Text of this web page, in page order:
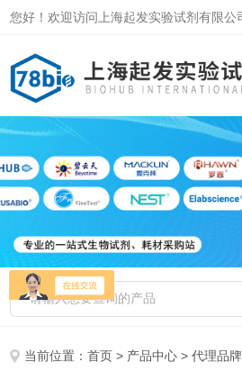
您好！欢迎访问上海起发实验试剂有限公
当前位置：首页 > 产品中心 >代理品牌